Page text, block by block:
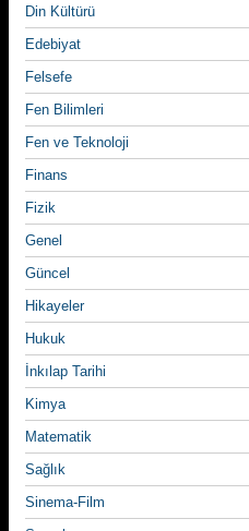
Din Kültürü
Edebiyat
Felsefe
Fen Bilimleri
Fen ve Teknoloji
Finans
Fizik
Genel
Güncel
Hikayeler
Hukuk
İnkılap Tarihi
Kimya
Matematik
Sağlık
Sinema-Film